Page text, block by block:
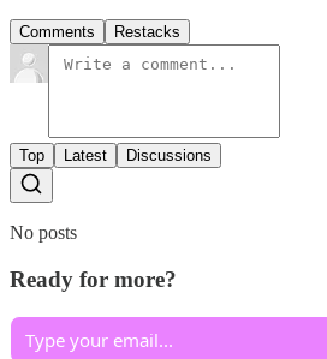
Comments Restacks
Top Latest Discussions
No posts
Ready for more?